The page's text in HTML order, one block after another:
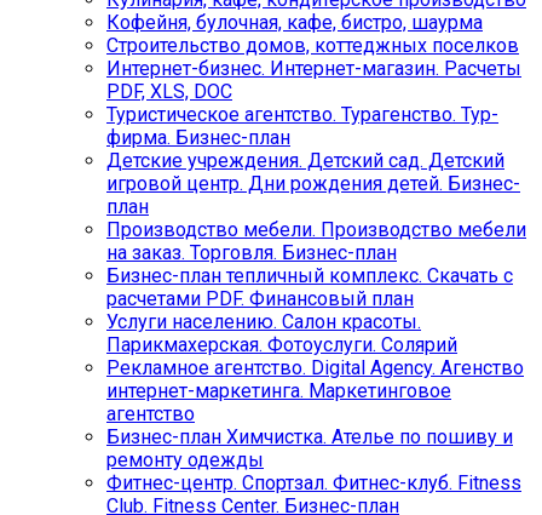
Кофейня, булочная, кафе, бистро, шаурма
Строительство домов, коттеджных поселков
Интернет-бизнес. Интернет-магазин. Расчеты
PDF, XLS, DOC
Туристическое агентство. Турагенство. Тур-
фирма. Бизнес-план
Детские учреждения. Детский сад. Детский
игровой центр. Дни рождения детей. Бизнес-
план
Производство мебели. Производство мебели
на заказ. Торговля. Бизнес-план
Бизнес-план тепличный комплекс. Скачать с
расчетами PDF. Финансовый план
Услуги населению. Салон красоты.
Парикмахерская. Фотоуслуги. Солярий
Рекламное агентство. Digital Agency. Агенство
интернет-маркетинга. Маркетинговое
агентство
Бизнес-план Химчистка. Ателье по пошиву и
ремонту одежды
Фитнес-центр. Спортзал. Фитнес-клуб. Fitness
Club. Fitness Center. Бизнес-план